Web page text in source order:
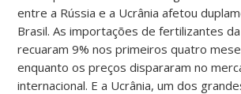
entre a Rússia e a Ucrânia afetou
Brasil. As importações de fertilizantes
recuaram 9% nos primeiros quatro
enquanto os preços dispararam no
internacional. E a Ucrânia, um dos